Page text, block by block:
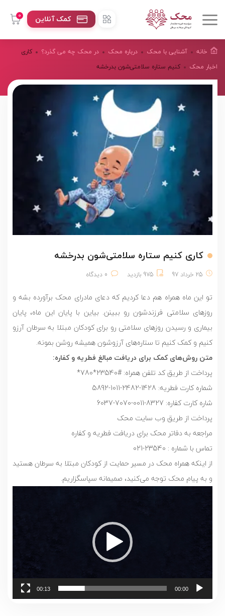
0 کمک آنلاین
خانه آشنایی با محک درباره محک
در محک چه می گذرد؟
اخبار محک
کاری
کنیم ستاره سلامتی‌شون بدرخشه
کاری کنیم ستاره سلامتی‌شون بدرخشه
25 خرداد 97 975 بازدید 0 دیدگاه
تو این ماه همراه هم دعا کردیم که دعای مادرای محک برآورده بشه و
روزهای سلامتی فرزندشون رو ببینن. بیاین با پایان این ماه، پایان
بیماری و رسیدن روزهای سلامتی رو برای کودکان مبتلا به سرطان آرزو
کنیم و کمک کنیم تا ستاره‌های آرزوشون همیشه روشن بمونه.
متن روش‌های کمک برای دریافت مبالغ فطریه و کفاره:
پرداخت از طریق کد تلفن همراه: #23540*780*
شماره کارت فطریه: 1428-2482-1011-5892
شاره کارت کفاره: 8327-0011-7070-6037
پرداخت از طریق وب سایت محک
مراجعه به دفاتر محک برای دریافت فطریه و کفاره
تماس با شماره : 23540-021
از اینکه همراه محک در مسیر حمایت از کودکان مبتلا به سرطان هستید
و به پیام محک توجه می‌کنید، صمیمانه سپاسگزاریم.
00:00
00:13